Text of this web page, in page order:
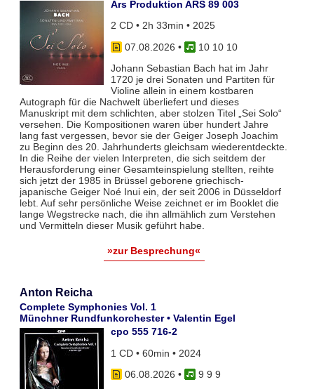
Ars Produktion ARS 89 003
2 CD • 2h 33min • 2025
07.08.2026 •
10 10 10
Johann Sebastian Bach hat im Jahr
1720 je drei Sonaten und Partiten für
Violine allein in einem kostbaren
Autograph für die Nachwelt überliefert und dieses
Manuskript mit dem schlichten, aber stolzen Titel „Sei Solo“
versehen. Die Kompositionen waren über hundert Jahre
lang fast vergessen, bevor sie der Geiger Joseph Joachim
zu Beginn des 20. Jahrhunderts gleichsam wiederentdeckte.
In die Reihe der vielen Interpreten, die sich seitdem der
Herausforderung einer Gesamteinspielung stellten, reihte
sich jetzt der 1985 in Brüssel geborene griechisch-
japanische Geiger Noé Inui ein, der seit 2006 in Düsseldorf
lebt. Auf sehr persönliche Weise zeichnet er im Booklet die
lange Wegstrecke nach, die ihn allmählich zum Verstehen
und Vermitteln dieser Musik geführt habe.
»zur Besprechung«
Anton Reicha
Complete Symphonies Vol. 1
Münchner Rundfunkorchester • Valentin Egel
cpo 555 716-2
1 CD • 60min • 2024
06.08.2026 •
9 9 9